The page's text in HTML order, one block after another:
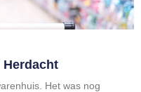
Herdacht
Het was nog